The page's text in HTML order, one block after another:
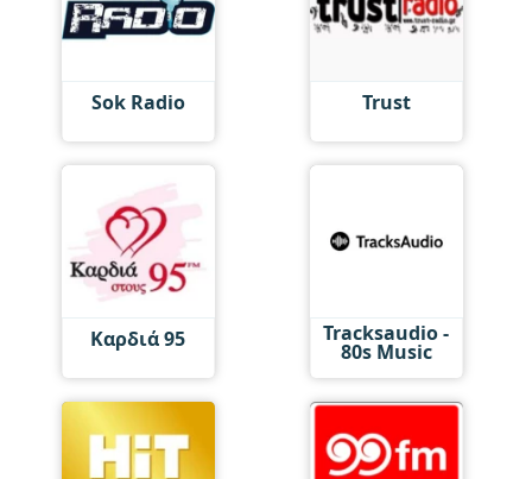
Sok Radio Trust
Καρδιά 95 Tracksaudio -
80s Music